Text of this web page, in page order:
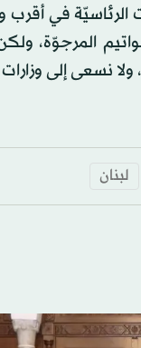
الرئاسيّة في
المرجوّة،
نسعى إلى
لبنان